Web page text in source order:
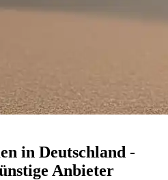
in Deutschland -
Anbieter